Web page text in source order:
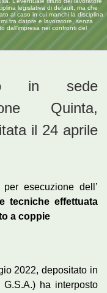
legislativa di default, ma che
al caso in cui manchi la disciplina
tra datore e lavoratore, senza
dall’impresa nei confronti del
in sede
Quinta,
il 24 aprile
per esecuzione dell’
tecniche effettuata
a coppie
2022, depositato in
G.S.A.) ha interposto